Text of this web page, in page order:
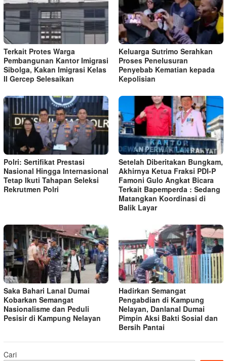
Terkait Protes Warga
Pembangunan Kantor Imigrasi
Sibolga, Kakan Imigrasi Kelas
II Gercep Selesaikan
Keluarga Sutrimo Serahkan
Proses Penelusuran
Penyebab Kematian kepada
Kepolisian
Polri: Sertifikat Prestasi
Nasional Hingga Internasional
Tetap Ikuti Tahapan Seleksi
Rekrutmen Polri
Setelah Diberitakan Bungkam,
Akhirnya Ketua Fraksi PDI-P
Famoni Gulo Angkat Bicara
Terkait Bapemperda : Sedang
Matangkan Koordinasi di
Balik Layar
Saka Bahari Lanal Dumai
Kobarkan Semangat
Nasionalisme dan Peduli
Pesisir di Kampung Nelayan
Hadirkan Semangat
Pengabdian di Kampung
Nelayan, Danlanal Dumai
Pimpin Aksi Bakti Sosial dan
Bersih Pantai
Cari